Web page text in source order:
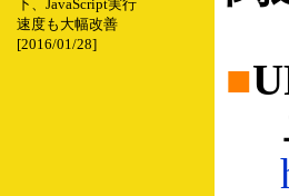
下、JavaScript実行
速度も大幅改善
[2016/01/28]
■